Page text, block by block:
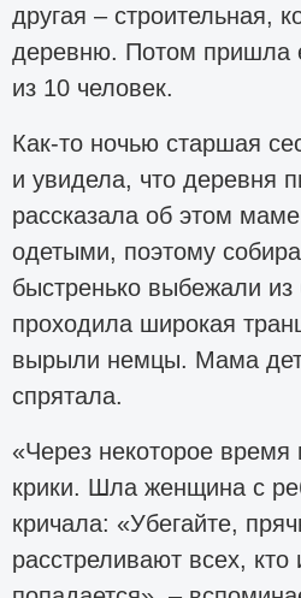
другая – строительная,
деревню. Потом пришла
из 10 человек.
Как-то ночью старшая
и увидела, что деревня
рассказала об этом
одетыми, поэтому
быстренько выбежали
проходила широкая
вырыли немцы. Мама
спрятала.
«Через некоторое
крики. Шла женщина с
кричала: «Убегайте,
расстреливают всех, кто